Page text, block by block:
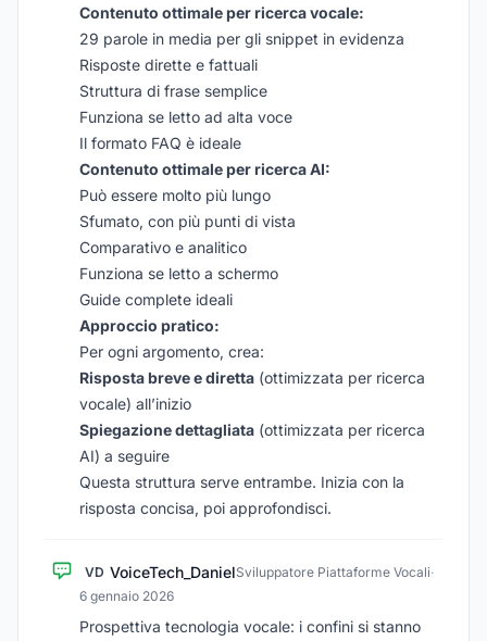
Contenuto ottimale per ricerca vocale:
29 parole in media per gli snippet in evidenza
Risposte dirette e fattuali
Struttura di frase semplice
Funziona se letto ad alta voce
Il formato FAQ è ideale
Contenuto ottimale per ricerca AI:
Può essere molto più lungo
Sfumato, con più punti di vista
Comparativo e analitico
Funziona se letto a schermo
Guide complete ideali
Approccio pratico:
Per ogni argomento, crea:
Risposta breve e diretta (ottimizzata per ricerca
vocale) all’inizio
Spiegazione dettagliata (ottimizzata per ricerca
AI) a seguire
Questa struttura serve entrambe. Inizia con la
risposta concisa, poi approfondisci.
VD VoiceTech_DanielSviluppatore Piattaforme Vocali·
6 gennaio 2026
Prospettiva tecnologia vocale: i confini si stanno